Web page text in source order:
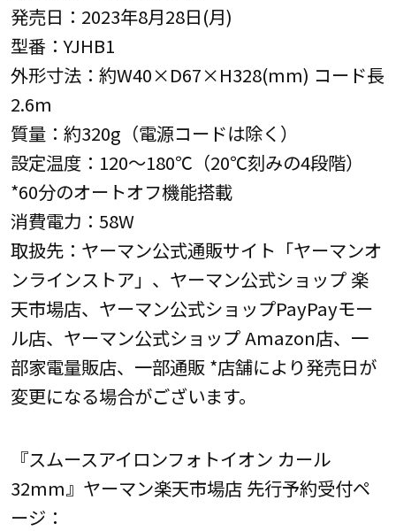
発売日：2023年8月28日(月)
型番：YJHB1
外形寸法：約W40×D67×H328(mm) コード長
2.6m
質量：約320g（電源コードは除く）
設定温度：120～180℃（20℃刻みの4段階）
*60分のオートオフ機能搭載
消費電力：58W
取扱先：ヤーマン公式通販サイト「ヤーマンオ
ンラインストア」、ヤーマン公式ショップ 楽
天市場店、ヤーマン公式ショップPayPayモー
ル店、ヤーマン公式ショップ Amazon店、一
部家電量販店、一部通販 *店舗により発売日が
変更になる場合がございます。
『スムースアイロンフォトイオン カール
32mm』ヤーマン楽天市場店 先行予約受付ペ
ージ：